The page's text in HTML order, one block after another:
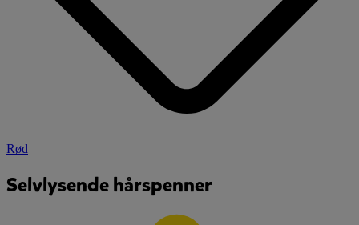
Rød
Selvlysende hårspenner